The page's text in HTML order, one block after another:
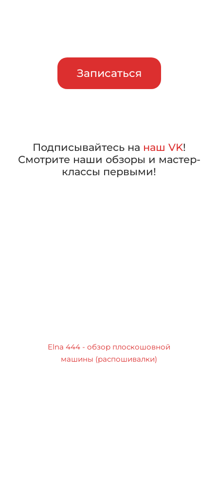
Записаться
Подписывайтесь на наш VK!
Смотрите наши обзоры и мастер-
классы первыми!
Elna 444 - обзор плоскошовной
машины (распошивалки)